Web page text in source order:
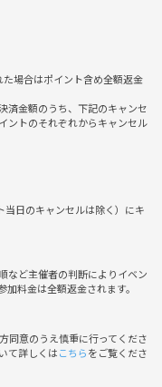
運営の指示に従わない方
了承ください。
楽しみにしています！ぜ
いね
場合はポイント含め全額返金
済金額のうち、下記のキャンセ
ントのそれぞれからキャンセル
当日のキャンセルは除く）にキ
など主催者の判断によりイベン
料金は全額返金されます。
同意のうえ慎重に行ってくださ
て詳しくはこちらをご覧くださ